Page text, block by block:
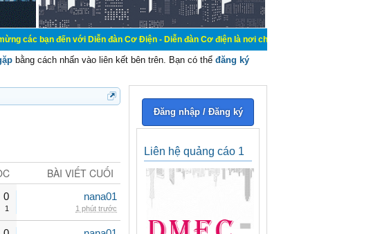
đến với Diễn đàn Cơ Điện - Diễn đàn Cơ điện là nơi chia sẽ kiến thức kinh nghiệm trong lãnh
bằng cách nhấn vào liên kết bên trên. Bạn có thể đăng ký
BÀI VIẾT CUỐI
0
1
nana01
1 phút trước
Đăng nhập / Đăng ký
Liên hệ quảng cáo 1